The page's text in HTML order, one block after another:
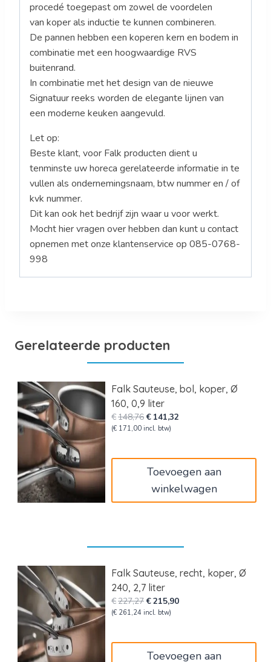
procedé toegepast om zowel de voordelen
van koper als inductie te kunnen combineren.
De pannen hebben een koperen kern en bodem in
combinatie met een hoogwaardige RVS
buitenrand.
In combinatie met het design van de nieuwe
Signatuur reeks worden de elegante lijnen van
een moderne keuken aangevuld.
Let op:
Beste klant, voor Falk producten dient u
tenminste uw horeca gerelateerde informatie in te
vullen als ondernemingsnaam, btw nummer en / of
kvk nummer.
Dit kan ook het bedrijf zijn waar u voor werkt.
Mocht hier vragen over hebben dan kunt u contact
opnemen met onze klantenservice op 085-0768-
998
Gerelateerde producten
Falk Sauteuse, bol, koper, Ø
160, 0,9 liter
€148,76Oorspronkelijke
prijs
€ 141,32
(€ 171,00 incl. btw)
Toevoegen aan
winkelwagen
Falk Sauteuse, recht, koper, Ø
240, 2,7 liter
€227,27Oorspronkelijke
prijs
€215,90Huidige
(€ 261,24 incl. btw)
Toevoegen aan